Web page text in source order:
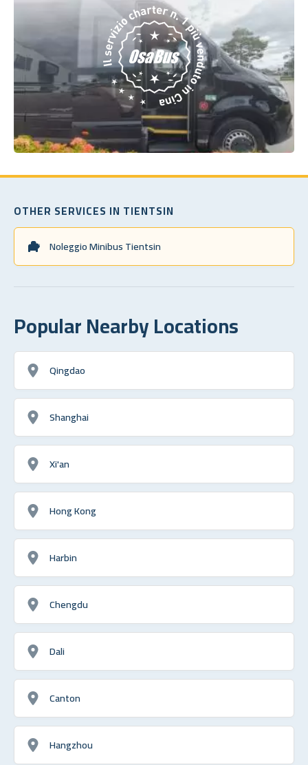
OTHER SERVICES IN TIENTSIN
Noleggio Minibus Tientsin
Popular Nearby Locations
Qingdao
Shanghai
Xi'an
Hong Kong
Harbin
Chengdu
Dali
Canton
Hangzhou